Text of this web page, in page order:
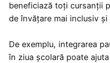
beneficiază toți cursanții
de învățare mai inclusiv
De exemplu, integrarea
în ziua școlară poate